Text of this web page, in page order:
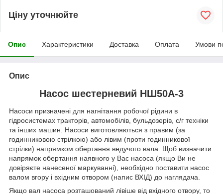
Ціну уточнюйте
Опис Характеристики Доставка Оплата Умови
Опис
Насос шестерневий НШ50А-3
Насоси призначені для нагнітання робочої рідини в
гідросистемах тракторів, автомобілів, бульдозерів, с/г техніки
та інших машин. Насоси виготовляються з правим (за
годинниковою стрілкою) або лівим (проти годинникової
стрілки) напрямком обертання ведучого вала. Щоб визначити
напрямок обертання наявного у Вас насоса (якщо Ви не
довіряєте нанесеної маркуванні), необхідно поставити насос
валом вгору і вхідним отвором (напис ВХІД) до наглядача.
Якщо вал насоса розташований лівіше від вхідного отвору, то